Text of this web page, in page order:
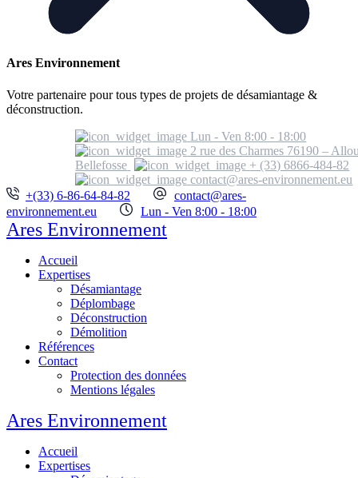
Ares Environnement
Votre partenaire pour tous types de projets de désamiantage &
déconstruction.
Lun - Ven 8:00 - 18:00
2 rue des Charmes 76190 –
Bellefosse
+ (33) 6866-484-82
contact@ares-environnement.eu
+(33) 6-86-64-84-82
contact@ares-
environnement.eu
Lun - Ven 8:00 - 18:00
Ares Environnement
Accueil
Expertises
Désamiantage
Déplombage
Déconstruction
Démolition
Références
Contact
Protection des données
Mentions légales
Ares Environnement
Accueil
Expertises